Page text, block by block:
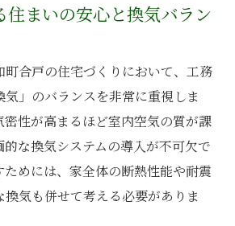
住まいの安心と換気バラン
合戸の住宅づくりにおいて、工務
」のバランスを非常に重視しま
密性が高まるほど室内空気の質が課
な換気システムの導入が不可欠で
めには、家全体の断熱性能や耐震
気も併せて考える必要がありま